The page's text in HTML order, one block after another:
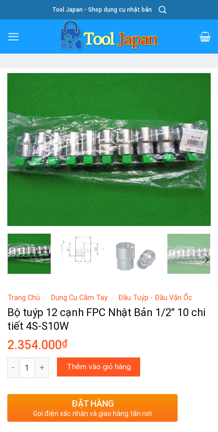
To
Content
Tool Japan - Shop dụng cụ nhật bản
Trang Chủ / Dụng Cụ Cầm Tay / Đầu Tuýp - Đầu Vặn Ốc
Bộ tuýp 12 cạnh FPC Nhật Bản 1/2″ 10 chi
tiết 4S-S10W
2.354.000₫
Bộ tuýp 12 cạnh FPC Nhật Bản 1/2″ 10 chi tiết 4S-S10W số
Thêm vào giỏ hàng
ĐẶT HÀNG
Gọi điện xác nhận và giao hàng tận nơi